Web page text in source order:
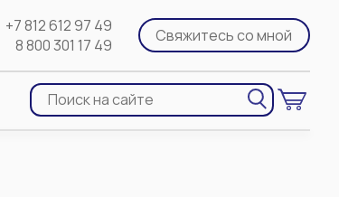
+7 812 612 97 49
8 800 301 17 49
Свяжитесь со мной